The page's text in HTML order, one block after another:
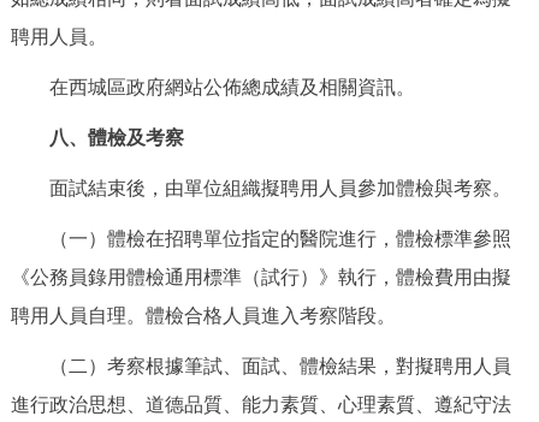
聘用人員。
在西城區政府網站公佈總成績及相關資訊。
八、體檢及考察
面試結束後，由單位組織擬聘用人員參加體檢與考察。
（一）體檢在招聘單位指定的醫院進行，體檢標準參照
《公務員錄用體檢通用標準（試行）》執行，體檢費用由擬
聘用人員自理。體檢合格人員進入考察階段。
（二）考察根據筆試、面試、體檢結果，對擬聘用人員
進行政治思想、道德品質、能力素質、心理素質、遵紀守法